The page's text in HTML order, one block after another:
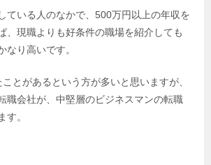
ている人のなかで、500万円以上の年収を
、現職よりも好条件の職場を紹介しても
なり高いです。
とがあるという方が多いと思いますが、
職会社が、中堅層のビジネスマンの転職
す。